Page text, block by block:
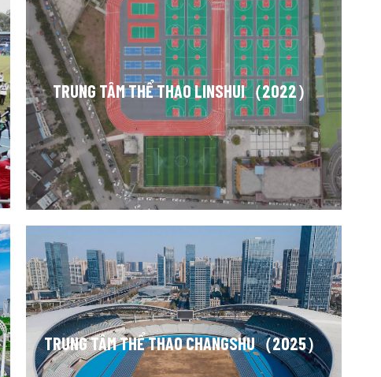
TRUNG TÂM THỂ THAO LINSHUI（2022）
TRUNG TÂM THỂ THAO CHANGSHU（2025）